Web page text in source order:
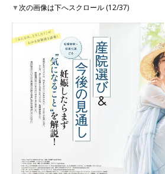
▼次の画像は下へスクロール (12/37)